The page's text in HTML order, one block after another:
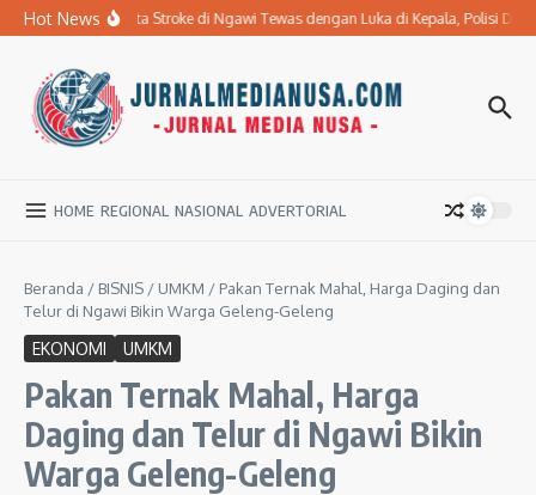
Lewati ke konten
Hot News
Ibu Penderita Stroke di Ngawi Tewas dengan Luka di Kepala, Polisi
HOME REGIONAL NASIONAL ADVERTORIAL
Beranda / BISNIS / UMKM / Pakan Ternak Mahal, Harga Daging dan
Telur di Ngawi Bikin Warga Geleng-Geleng
EKONOMI UMKM
Pakan Ternak Mahal, Harga
Daging dan Telur di Ngawi Bikin
Warga Geleng-Geleng